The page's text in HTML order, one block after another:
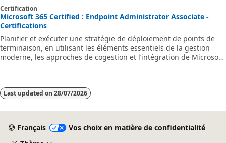
votre organisation à vendre vos produits et services cloud via la
place de marché commerciale.
Certification
Microsoft 365 Certified : Endpoint Administrator Associate -
Certifications
Planifier et exécuter une stratégie de déploiement de points de
terminaison, en utilisant les éléments essentiels de la gestion
moderne, les approches de cogestion et l’intégration de Microsoft
Last updated on 28/07/2026
Français
Vos choix en matière de confidentialité